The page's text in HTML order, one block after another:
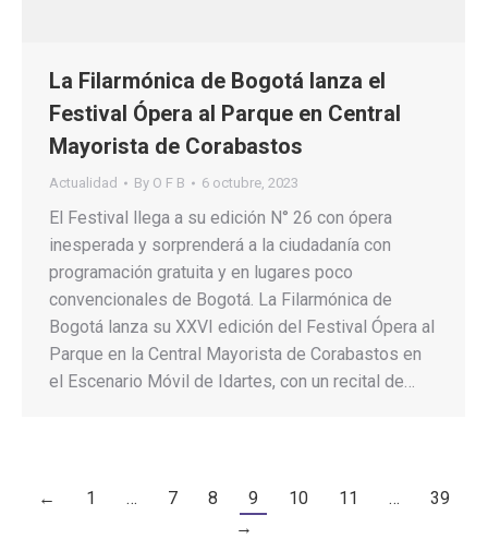
La Filarmónica de Bogotá lanza el
Festival Ópera al Parque en Central
Mayorista de Corabastos
Actualidad By O F B 6 octubre, 2023
El Festival llega a su edición N° 26 con ópera
inesperada y sorprenderá a la ciudadanía con
programación gratuita y en lugares poco
convencionales de Bogotá. La Filarmónica de
Bogotá lanza su XXVI edición del Festival Ópera al
Parque en la Central Mayorista de Corabastos en
el Escenario Móvil de Idartes, con un recital de…
← 1 … 7 8 9 10 11 …
39
→